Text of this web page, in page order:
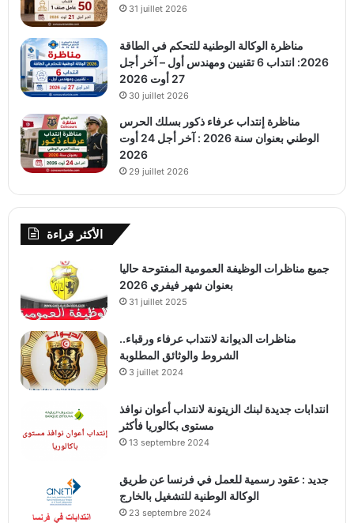
31 juillet 2026
مناظرة الوكالة الوطنية للتحكم في الطاقة
2026: انتداب 6 تقنيين ومهندس أول – آخر أجل
27 أوت 2026
30 juillet 2026
مناظرة إنتداب عرفاء ذكور بسلك الحرس
الوطني بعنوان سنة 2026 : آخر أجل 24 أوت
2026
29 juillet 2026
الأكثر قراءة
جميع مناظرات الوظيفة العمومية المفتوحة حاليا
بعنوان شهر فيفري 2026
31 juillet 2025
مناظرات الديوانة لانتداب عرفاء ورقباء..
الشروط والوثائق المطلوبة
3 juillet 2024
انتدابات جديدة لبنك الزيتونة لانتداب أعوان نوافذ
مستوى بكالوريا فأكثر
13 septembre 2024
جديد : عقود رسمية للعمل في فرنسا عن طريق
الوكالة الوطنية للتشغيل بالخارج
23 septembre 2024